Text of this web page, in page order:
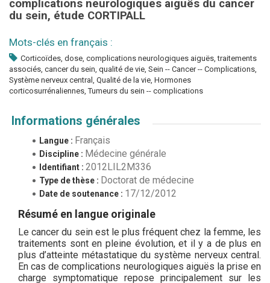
complications neurologiques aiguës du cancer
du sein, étude CORTIPALL
Mots-clés en français :
Corticoïdes, dose, complications neurologiques aiguës, traitements
associés, cancer du sein, qualité de vie, Sein -- Cancer -- Complications,
Système nerveux central, Qualité de la vie, Hormones
corticosurrénaliennes, Tumeurs du sein -- complications
Informations générales
Langue : Français
Discipline : Médecine générale
Identifiant : 2012LIL2M336
Type de thèse : Doctorat de médecine
Date de soutenance : 17/12/2012
Résumé en langue originale
Le cancer du sein est le plus fréquent chez la femme, les
traitements sont en pleine évolution, et il y a de plus en
plus d’atteinte métastatique du système nerveux central.
En cas de complications neurologiques aiguës la prise en
charge symptomatique repose principalement sur les